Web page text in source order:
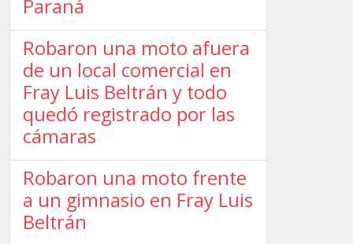
Paraná
Robaron una moto afuera
de un local comercial en
Fray Luis Beltrán y todo
quedó registrado por las
cámaras
Robaron una moto frente
a un gimnasio en Fray Luis
Beltrán